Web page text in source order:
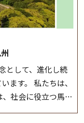
として、進化し続
ます。 私たちは、
社会に役立つ馬を
しとなる環境を守